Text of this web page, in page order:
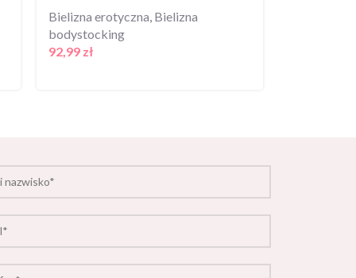
Bielizna erotyczna Bielizna
bodystocking
92,99 zł